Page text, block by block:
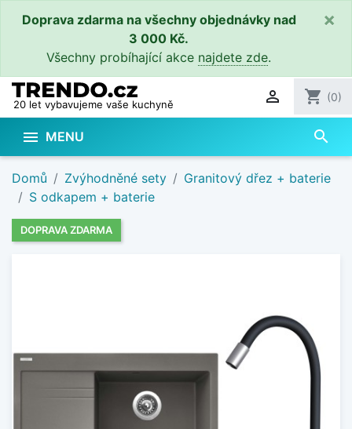
Doprava zdarma na všechny objednávky nad
3 000 Kč.
Všechny probíhající akce najdete zde.
×
20 let vybavujeme vaše kuchyně  shopping_cart (0)
 MENU search
Domů Zvýhodněné sety
Granitový dřez + baterie
S odkapem + baterie
DOPRAVA ZDARMA